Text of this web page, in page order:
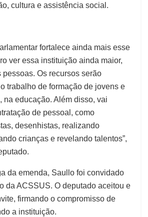
cultura e assistência social.
fortalece ainda mais esse
ver essa instituição ainda maior,
pessoas. Os recursos serão
trabalho de formação de jovens e
na educação. Além disso, vai
de pessoal, como
desenhistas, realizando
crianças e revelando talentos”,
da emenda, Saullo foi convidado
da ACSSUS. O deputado aceitou e
firmando o compromisso de
a instituição.